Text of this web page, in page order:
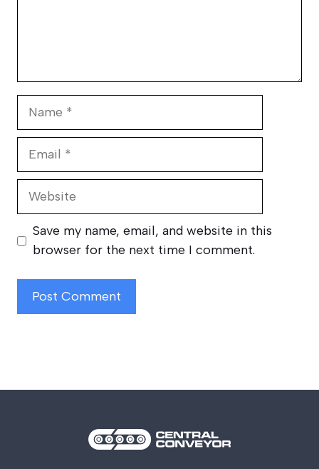
Website
Save my name, email, and website in this
browser for the next time I comment.